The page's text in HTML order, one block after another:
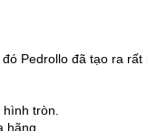
Pedrollo đã tạo ra rất
hình tròn.
hãng.